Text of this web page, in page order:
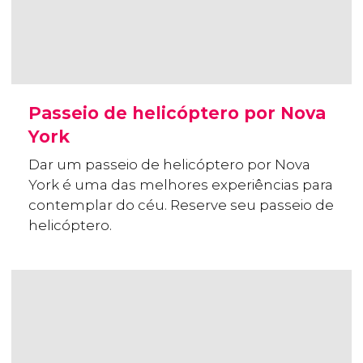
Passeio de helicóptero por Nova
York
Dar um passeio de helicóptero por Nova
York é uma das melhores experiências para
contemplar do céu. Reserve seu passeio de
helicóptero.